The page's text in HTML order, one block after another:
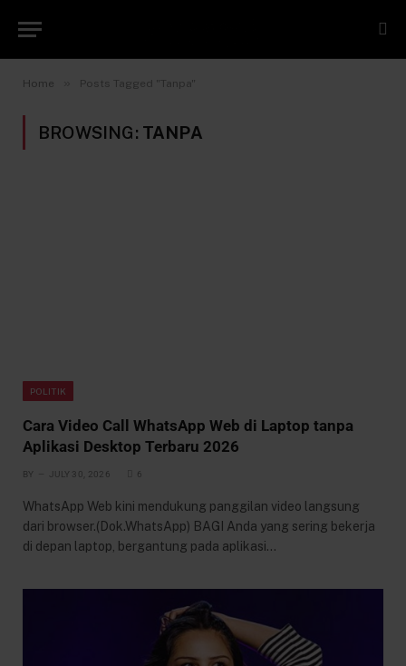
Home Posts Tagged "Tanpa"
BROWSING: TANPA
POLITIK
Cara Video Call WhatsApp Web di Laptop tanpa
Aplikasi Desktop Terbaru 2026
BY JULY 30, 2026 6
WhatsApp Web kini mendukung panggilan video langsung
dari browser.(Dok.WhatsApp) BAGI Anda yang sering bekerja
di depan laptop, bergantung pada aplikasi…